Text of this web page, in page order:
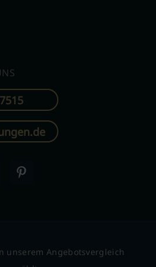
unserem Angebotsvergleich